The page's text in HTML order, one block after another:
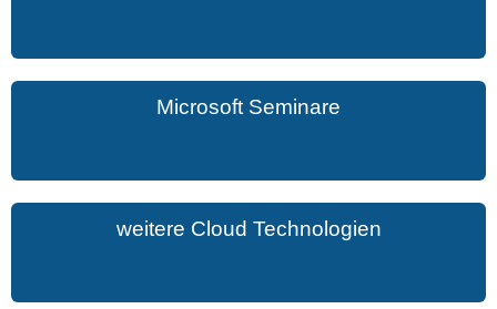
Microsoft Seminare
weitere Cloud Technologien